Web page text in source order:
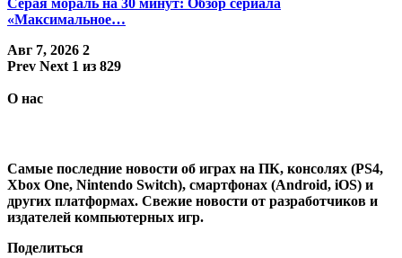
«Максимальное…
Авг 7, 2026 2
Prev Next 1 из 829
О нас
Самые последние новости об играх на ПК, консолях (PS4,
Xbox One, Nintendo Switch), смартфонах (Android, iOS) и
других платформах. Свежие новости от разработчиков и
издателей компьютерных игр.
Поделиться